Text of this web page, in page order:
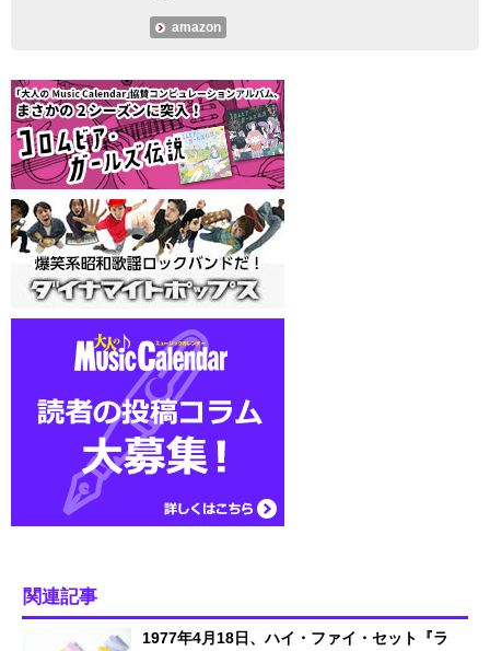
amazon
関連記事
1977年4月18日、ハイ・ファイ・セット『ラ